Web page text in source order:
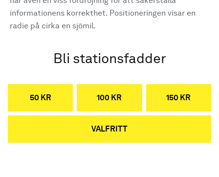
informationens korrekthet. Positioneringen visar en
radie på cirka en sjömil.
Bli stationsfadder
50 KR 100 KR 150 KR
VALFRITT